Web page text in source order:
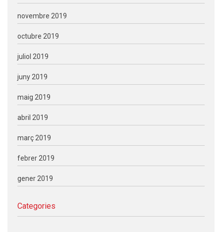
novembre 2019
octubre 2019
juliol 2019
juny 2019
maig 2019
abril 2019
març 2019
febrer 2019
gener 2019
Categories